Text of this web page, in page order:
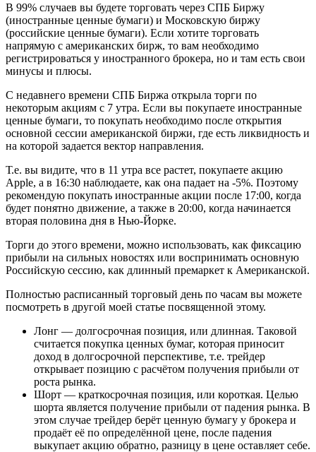
В 99% случаев вы будете торговать через СПБ Биржу
(иностранные ценные бумаги) и Московскую биржу
(российские ценные бумаги). Если хотите торговать
напрямую с американских бирж, то вам необходимо
регистрироваться у иностранного брокера, но и там есть свои
минусы и плюсы.
С недавнего времени СПБ Биржа открыла торги по
некоторым акциям с 7 утра. Если вы покупаете иностранные
ценные бумаги, то покупать необходимо после открытия
основной сессии американской биржи, где есть ликвидность и
на которой задается вектор направления.
Т.е. вы видите, что в 11 утра все растет, покупаете акцию
Apple, а в 16:30 наблюдаете, как она падает на -5%. Поэтому
рекомендую покупать иностранные акции после 17:00, когда
будет понятно движение, а также в 20:00, когда начинается
вторая половина дня в Нью-Йорке.
Торги до этого времени, можно использовать, как фиксацию
прибыли на сильных новостях или воспринимать основную
Российскую сессию, как длинный премаркет к Американской.
Полностью расписанный торговый день по часам вы можете
посмотреть в другой моей статье посвященной этому.
Лонг — долгосрочная позиция, или длинная. Таковой
считается покупка ценных бумаг, которая приносит
доход в долгосрочной перспективе, т.е. трейдер
открывает позицию с расчётом получения прибыли от
роста рынка.
Шорт — краткосрочная позиция, или короткая. Целью
шорта является получение прибыли от падения рынка. В
этом случае трейдер берёт ценную бумагу у брокера и
продаёт её по определённой цене, после падения
выкупает акцию обратно, разницу в цене оставляет себе.